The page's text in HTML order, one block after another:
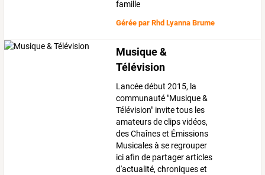
famille
Gérée parRhd Lyanna Brume
Musique &
Télévision
Lancée début 2015, la
communauté "Musique &
Télévision" invite tous les
amateurs de clips vidéos,
des Chaînes et Émissions
Musicales à se regrouper
ici afin de partager articles
d'actualité, chroniques et